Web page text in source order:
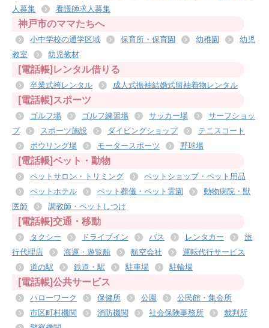
人募集
看護師求人募集
神戸市のママたちへ
小中学校の通学区域 保育所・保育園 幼稚園
幼児
教室
幼児教材
[電話帳]レンタル借りる
卒業式袴レンタル 成人式振袖結婚式留袖着物レンタル
[電話帳]スポーツ
ゴルフ場 ゴルフ練習場 サッカー場
サーフショッ
プ
スポーツ施設 ダイビングショップ
テニスコート
ボウリング場
モータースポーツ 野球場
[電話帳]ペット・動物
ペットサロン・トリミング
ペットショップ・ペット用品
ペットホテル
ペット葬儀・ペット霊園
動物病院・獣
医師
調教師・ペットしつけ
[電話帳]交通・移動
タクシー ドライブイン バス レンタカー
旅
行代理店
海運・遊覧船 航空会社
運転代行サービス
道の駅
鉄道・駅 駐車場 駐輪場
[電話帳]公共サービス
ハローワーク 保健所 公園
公民館・集会所
市区町村機関
消防機関 社会保険事務所
裁判所